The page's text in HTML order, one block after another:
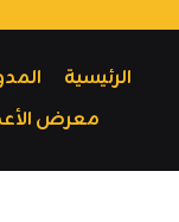
الرئيسية
معرض